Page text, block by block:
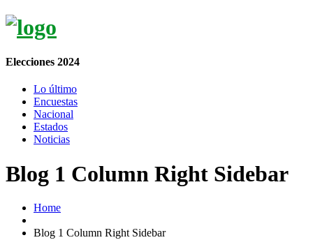
Elecciones 2024
Lo último
Encuestas
Nacional
Estados
Noticias
Blog 1 Column Right Sidebar
Home
Blog 1 Column Right Sidebar